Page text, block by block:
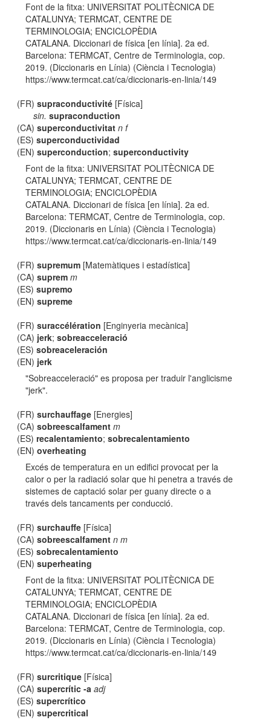
Font de la fitxa: UNIVERSITAT POLITÈCNICA DE
CATALUNYA; TERMCAT, CENTRE DE
TERMINOLOGIA; ENCICLOPÈDIA
CATALANA. Diccionari de física [en línia]. 2a ed.
Barcelona: TERMCAT, Centre de Terminologia, cop.
2019. (Diccionaris en Línia) (Ciència i Tecnologia)
https://www.termcat.cat/ca/diccionaris-en-linia/149
(FR)supraconductivité [Física]
sin. supraconduction
(CA)superconductivitat n f
(ES)superconductividad
(EN)superconduction;superconductivity
Font de la fitxa: UNIVERSITAT POLITÈCNICA DE
CATALUNYA; TERMCAT, CENTRE DE
TERMINOLOGIA; ENCICLOPÈDIA
CATALANA. Diccionari de física [en línia]. 2a ed.
Barcelona: TERMCAT, Centre de Terminologia, cop.
2019. (Diccionaris en Línia) (Ciència i Tecnologia)
https://www.termcat.cat/ca/diccionaris-en-linia/149
(FR)supremum [Matemàtiques i estadística]
(CA)suprem m
(ES)supremo
(EN)supreme
(FR)suraccélération [Enginyeria mecànica]
(CA) jerk;sobreacceleració
(ES)sobreaceleración
(EN) jerk
"Sobreacceleració" es proposa per traduir l'anglicisme
"jerk".
(FR)surchauffage [Energies]
(CA)sobreescalfament m
(ES)recalentamiento;sobrecalentamiento
(EN)overheating
Excés de temperatura en un edifici provocat per la
calor o per la radiació solar que hi penetra a través de
sistemes de captació solar per guany directe o a
través dels tancaments per conducció.
(FR)surchauffe [Física]
(CA)sobreescalfament n m
(ES)sobrecalentamiento
(EN)superheating
Font de la fitxa: UNIVERSITAT POLITÈCNICA DE
CATALUNYA; TERMCAT, CENTRE DE
TERMINOLOGIA; ENCICLOPÈDIA
CATALANA. Diccionari de física [en línia]. 2a ed.
Barcelona: TERMCAT, Centre de Terminologia, cop.
2019. (Diccionaris en Línia) (Ciència i Tecnologia)
https://www.termcat.cat/ca/diccionaris-en-linia/149
(FR)surcritique [Física]
(CA)supercrític -a adj
(ES)supercrítico
(EN)supercritical